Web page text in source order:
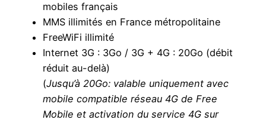
mobiles français
MMS illimités en France métropolitaine
FreeWiFi illimité
Internet 3G : 3Go / 3G + 4G : 20Go (débit
réduit au-delà)
(Jusqu’à 20Go: valable uniquement avec
mobile compatible réseau 4G de Free
Mobile et activation du service 4G sur